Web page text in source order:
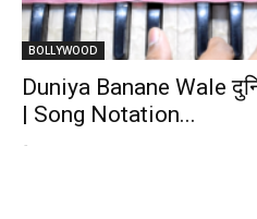
BOLLYWOOD
Duniya Banane Wale
| Song Notation...
-